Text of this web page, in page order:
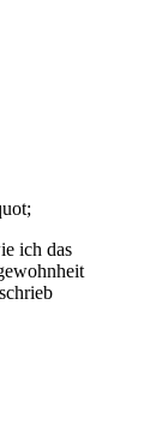
ich das